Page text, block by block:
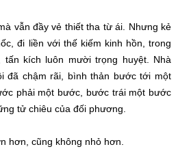
vẫn đầy vẻ thiết tha từ ái . Nhưng kẻ
đi liền với thế kiếm kinh hồn , trong
kích luôn mười trọng huyệt. Nhà
đã chậm rãi, bình thản bước tới một
phải một bước, bước trái một bước
tử chiêu của đối phương.
hơn, cũng không nhỏ hơn.